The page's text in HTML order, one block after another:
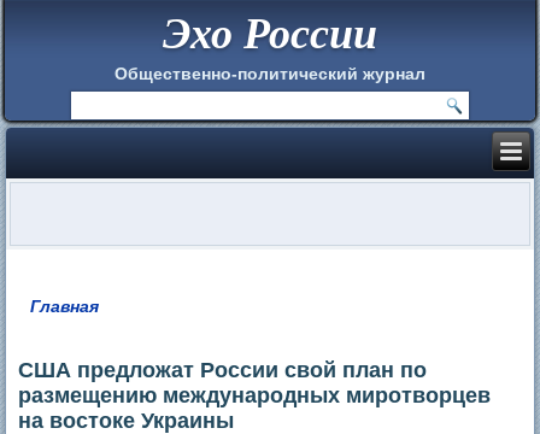
Эхо России
Общественно-политический журнал
Главная
США предложат России свой план по
размещению международных миротворцев
на востоке Украины